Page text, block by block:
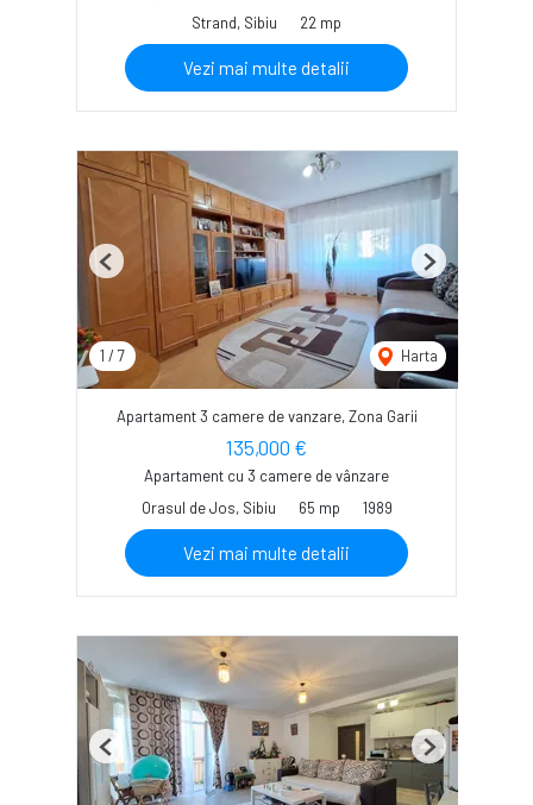
Strand, Sibiu
22 mp
Vezi mai multe detalii
1 / 7 Harta
Previous Next
Apartament 3 camere de vanzare, Zona Garii
135,000 €
Apartament cu 3 camere de vânzare
Orasul de Jos, Sibiu
65 mp 1989
Vezi mai multe detalii
Previous Next